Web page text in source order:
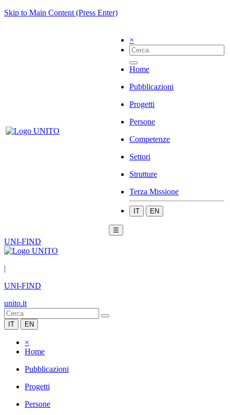
Skip to Main Content (Press Enter)
×
Home
Pubblicazioni
Progetti
Persone
Competenze
Settori
Strutture
Terza Missione
IT EN
☰
UNI-FIND
|
UNI-FIND
unito.it
IT EN
×
Home
Pubblicazioni
Progetti
Persone